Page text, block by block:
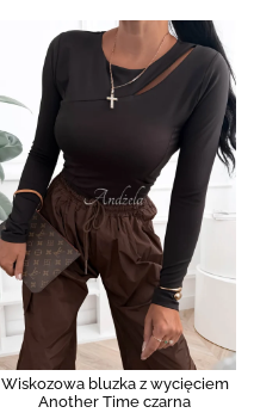
Wiskozowa bluzka z wycięciem
Another Time czarna